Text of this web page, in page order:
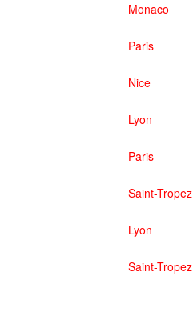
Monaco
Paris
Nice
Lyon
Paris
Saint-Tropez
Lyon
Saint-Tropez